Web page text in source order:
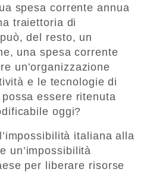
spesa corrente annua
traiettoria di
del resto, un
una spesa corrente
un’organizzazione
e le tecnologie di
essere ritenuta
oggi?
italiana alla
un’impossibilità
per liberare risorse